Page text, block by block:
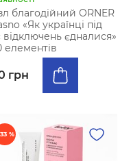
благодійний ORNER
«Як українці під
відключень єдналися»
елементів
грн
%